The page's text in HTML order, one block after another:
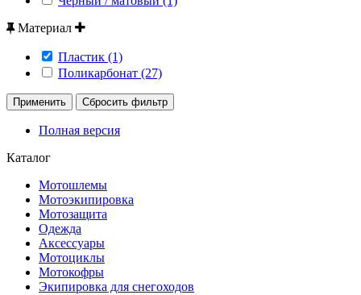
Материал
Пластик (1)
Поликарбонат (27)
Применить Сбросить фильтр
Полная версия
Каталог
Мотошлемы
Мотоэкипировка
Мотозащита
Одежда
Аксессуары
Мотоциклы
Мотокофры
Экипировка для снегоходов